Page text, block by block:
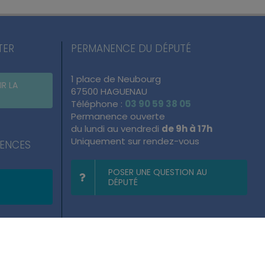
LA
PERMANENCE DU DÉPUTÉ
1 place de Neubourg
67500 HAGUENAU
Téléphone : 03 90 59 38 05
Permanence ouverte
du lundi au vendredi de 9h à 17h
Uniquement sur rendez-vous
POSER UNE QUESTION AU
DÉPUTÉ